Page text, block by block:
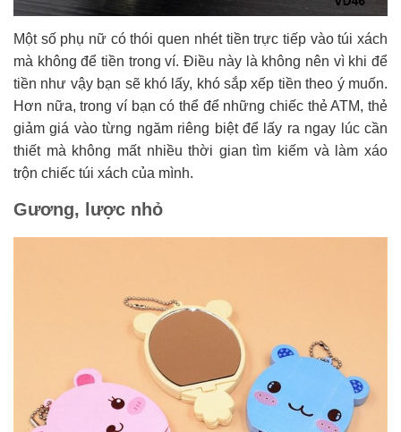
Một số phụ nữ có thói quen nhét tiền trực tiếp vào túi xách
mà không để tiền trong ví. Điều này là không nên vì khi để
tiền như vậy bạn sẽ khó lấy, khó sắp xếp tiền theo ý muốn.
Hơn nữa, trong ví bạn có thể để những chiếc thẻ ATM, thẻ
giảm giá vào từng ngăm riêng biệt để lấy ra ngay lúc cần
thiết mà không mất nhiều thời gian tìm kiếm và làm xáo
trộn chiếc túi xách của mình.
Gương, lược nhỏ